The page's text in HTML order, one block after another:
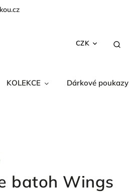
CZK
KOLEKCE Dárkové poukazy
batoh Wings